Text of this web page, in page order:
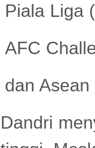
Piala Liga
AFC
dan
Dandri